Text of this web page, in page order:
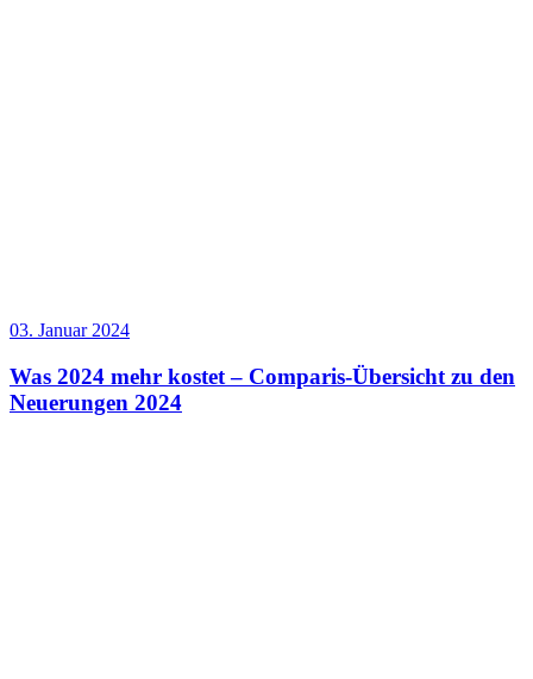
03. Januar 2024
Was 2024 mehr kostet – Comparis-Übersicht zu den
Neuerungen 2024